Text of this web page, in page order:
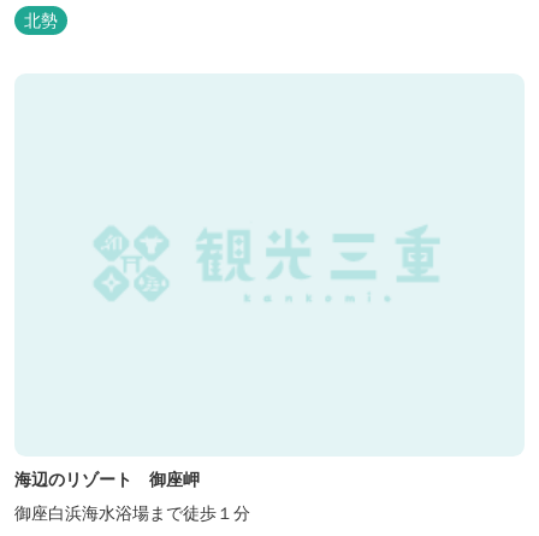
類のキャンプ場があり、豊かな自然の中でのんびりとキャンプを楽
しむ事ができます。 テント泊が苦手な方や、小さなお子様連れの方
北勢
海辺のリゾート 御座岬
御座白浜海水浴場まで徒歩１分